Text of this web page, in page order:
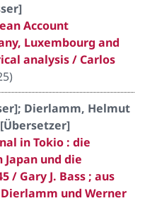
Account
Luxembourg and
analysis / Carlos
)
Dierlamm, Helmut
in Tokio : die
und die
/ Gary J. Bass ; aus
und Werner